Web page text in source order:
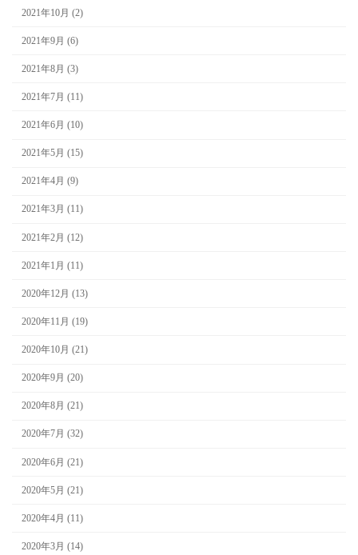
2021年10月 (2)
2021年9月 (6)
2021年8月 (3)
2021年7月 (11)
2021年6月 (10)
2021年5月 (15)
2021年4月 (9)
2021年3月 (11)
2021年2月 (12)
2021年1月 (11)
2020年12月 (13)
2020年11月 (19)
2020年10月 (21)
2020年9月 (20)
2020年8月 (21)
2020年7月 (32)
2020年6月 (21)
2020年5月 (21)
2020年4月 (11)
2020年3月 (14)